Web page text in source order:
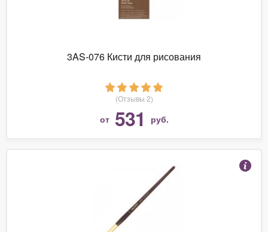
3AS-076 Кисти для рисования
(Отзывы 2)
от 531 руб.